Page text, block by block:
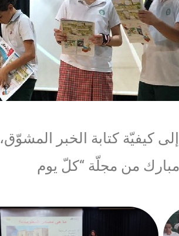
كيفيّة كتابة الخبر المشوّق،